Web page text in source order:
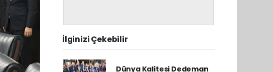
İlginizi Çekebilir
Dünya Kalitesi Dedeman